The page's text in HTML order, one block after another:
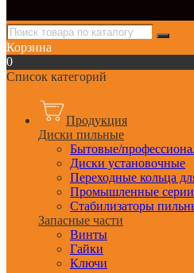
Корзина
0
Список категорий
Продукция
Диски пильные
Бытовые/
Диски установочные
Переходные кольца
Промышленные серии
Стабилизаторы
Запасные части
Винты
Гайки
Ключи